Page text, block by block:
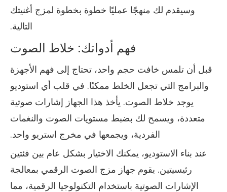
وسيقدم لك منهجًا عمليًا خطوة بخطوة لمزج أغنيتك
التالية.
فهم أدواتك: خلاط الصوت
قبل أن تلمس خافت حجم واحد، تحتاج إلى فهم الأجهزة
والبرامج التي تجعل الخلط ممكنًا. في قلب أي استوديو
يوجد خلاط الصوت. يأخذ هذا الجهاز إشارات صوتية
متعددة، ويسمح لك بضبط مستويات الصوت والنغمات
الفردية، ويجمعها في مخرج استريو واحد.
عند بناء الاستوديو، يمكنك الاختيار بشكل عام بين فئتين
رئيسيتين. يقوم جهاز مزج الصوت الرقمي بمعالجة
الإشارات الصوتية باستخدام التكنولوجيا الرقمية، مما